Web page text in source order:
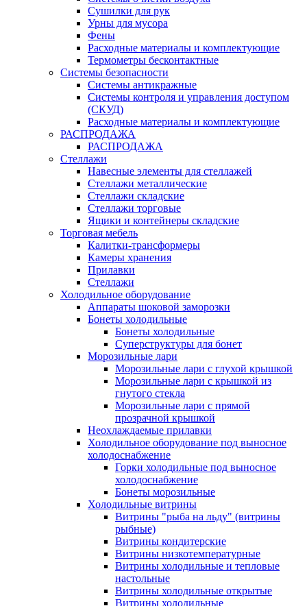
Сушилки для рук
Урны для мусора
Фены
Расходные материалы и комплектующие
Термометры бесконтактные
Системы безопасности
Системы антикражные
Системы контроля и управления доступом
(СКУД)
Расходные материалы и комплектующие
РАСПРОДАЖА
РАСПРОДАЖА
Стеллажи
Навесные элементы для стеллажей
Стеллажи металлические
Стеллажи складские
Стеллажи торговые
Ящики и контейнеры складские
Торговая мебель
Калитки-трансформеры
Камеры хранения
Прилавки
Стеллажи
Холодильное оборудование
Аппараты шоковой заморозки
Бонеты холодильные
Бонеты холодильные
Суперструктуры для бонет
Морозильные лари
Морозильные лари с глухой крышкой
Морозильные лари с крышкой из
гнутого стекла
Морозильные лари с прямой
прозрачной крышкой
Неохлаждаемые прилавки
Холодильное оборудование под выносное
холодоснабжение
Горки холодильные под выносное
холодоснабжение
Бонеты морозильные
Холодильные витрины
Витрины "рыба на льду" (витрины
рыбные)
Витрины кондитерские
Витрины низкотемпературные
Витрины холодильные и тепловые
настольные
Витрины холодильные открытые
Витрины холодильные